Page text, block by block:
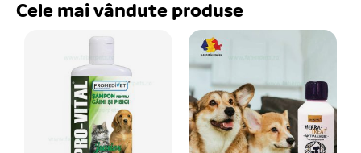
Cele mai vândute produse